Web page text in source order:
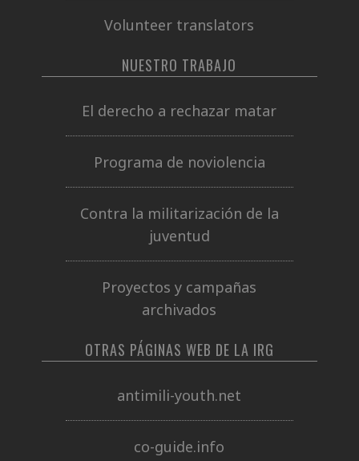
Volunteer translators
NUESTRO TRABAJO
El derecho a rechazar matar
Programa de noviolencia
Contra la militarización de la
juventud
Proyectos y campañas
archivados
OTRAS PÁGINAS WEB DE LA IRG
antimili-youth.net
co-guide.info